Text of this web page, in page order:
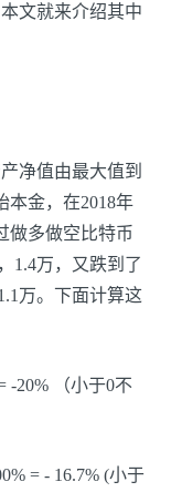
文就来介绍其中
净值由最大值到
本金，在2018年
做多做空比特币
1.4万，又跌到了
万。下面计算这
-20% （小于0不
= - 16.7% (小于